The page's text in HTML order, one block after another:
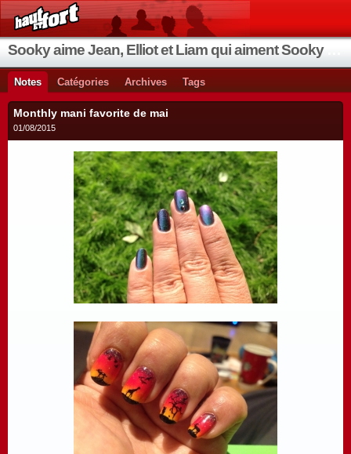
Notes Catégories Archives Tags
Monthly mani favorite de mai
01/08/2015